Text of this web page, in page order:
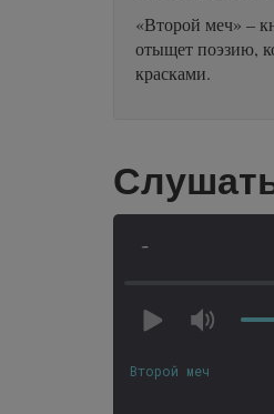
«Второй меч» –
отыщет поэзию,
красками.
-
Второй меч